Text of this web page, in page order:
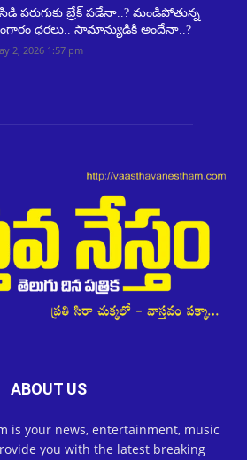
పరుగుకు బ్రేక్ పడేనా..? మండిపోతున్న
ధరలు.. సామాన్యుడికి అందేనా..?
2, 2026 1:57 pm
ABOUT US
is your news, entertainment, music
you with the latest breaking